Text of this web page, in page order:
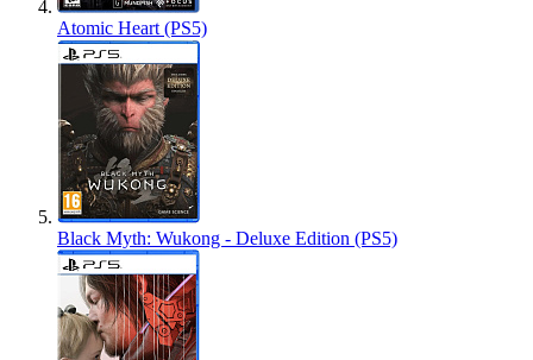
Atomic Heart (PS5)
Black Myth: Wukong - Deluxe Edition (PS5)